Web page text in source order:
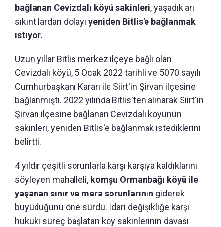
bağlanan Cevizdalı köyü sakinleri, yaşadıkları
sıkıntılardan dolayı yeniden Bitlis'e bağlanmak
istiyor.
Uzun yıllar Bitlis merkez ilçeye bağlı olan
Cevizdalı köyü, 5 Ocak 2022 tarihli ve 5070 sayılı
Cumhurbaşkanı Kararı ile Siirt'in Şirvan ilçesine
bağlanmıştı. 2022 yılında Bitlis'ten alınarak Siirt'in
Şirvan ilçesine bağlanan Cevizdalı köyünün
sakinleri, yeniden Bitlis'e bağlanmak istediklerini
belirtti.
4 yıldır çeşitli sorunlarla karşı karşıya kaldıklarını
söyleyen mahalleli, komşu Ormanbağı köyü ile
yaşanan sınır ve mera sorunlarının giderek
büyüdüğünü öne sürdü. İdari değişikliğe karşı
hukuki süreç başlatan köy sakinlerinin davası